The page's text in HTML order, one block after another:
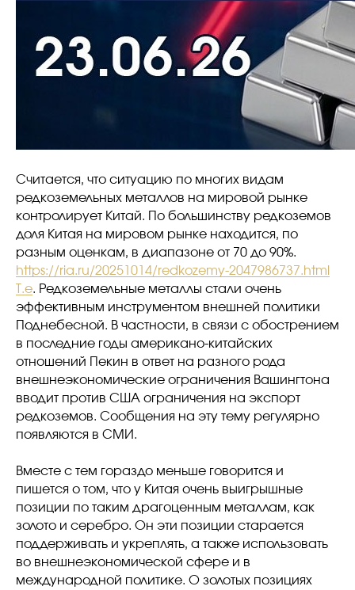
Считается, что ситуацию по многих видам
редкоземельных металлов на мировой рынке
контролирует Китай. По большинству редкоземов
доля Китая на мировом рынке находится, по
разным оценкам, в диапазоне от 70 до 90%.
https://ria.ru/20251014/redkozemy-2047986737.html
Т.е. Редкоземельные металлы стали очень
эффективным инструментом внешней политики
Поднебесной. В частности, в связи с обострением
в последние годы американо-китайских
отношений Пекин в ответ на разного рода
внешнеэкономические ограничения Вашингтона
вводит против США ограничения на экспорт
редкоземов. Сообщения на эту тему регулярно
появляются в СМИ.
Вместе с тем гораздо меньше говорится и
пишется о том, что у Китая очень выигрышные
позиции по таким драгоценным металлам, как
золото и серебро. Он эти позиции старается
поддерживать и укреплять, а также использовать
во внешнеэкономической сфере и в
международной политике. О золотых позициях